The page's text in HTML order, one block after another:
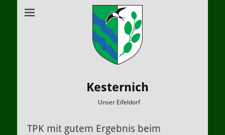
Kesternich
Unser Eifeldorf
TPK mit gutem Ergebnis beim